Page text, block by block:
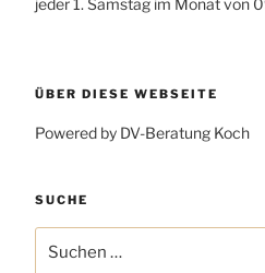
ÜBER DIESE WEBSEITE
Powered by DV-Beratung Koch
SUCHE
nach: